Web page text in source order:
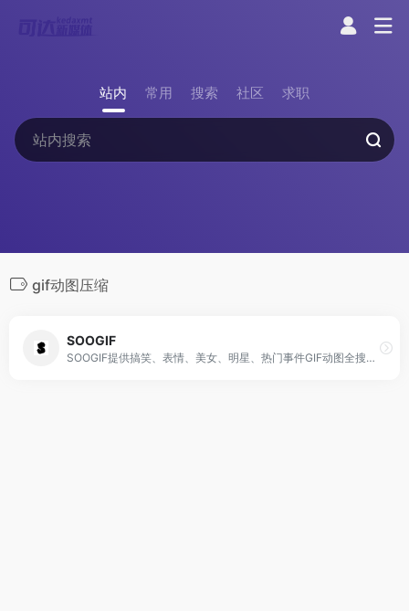
站内 常用 搜索 社区 求职
gif动图压缩
SOOGIF
SOOGIF提供搞笑、表情、美女、明星、热门事件GIF动图全搜索，GIF工具支持视频转GIF、图片合成GIF、GIF压缩、GIF编辑、GIF裁剪、在线录屏等功能。是QQ、微信斗图神器，微信公众号、微博、新媒体编辑GIF动图素材库，好玩的GIF出处发源地。